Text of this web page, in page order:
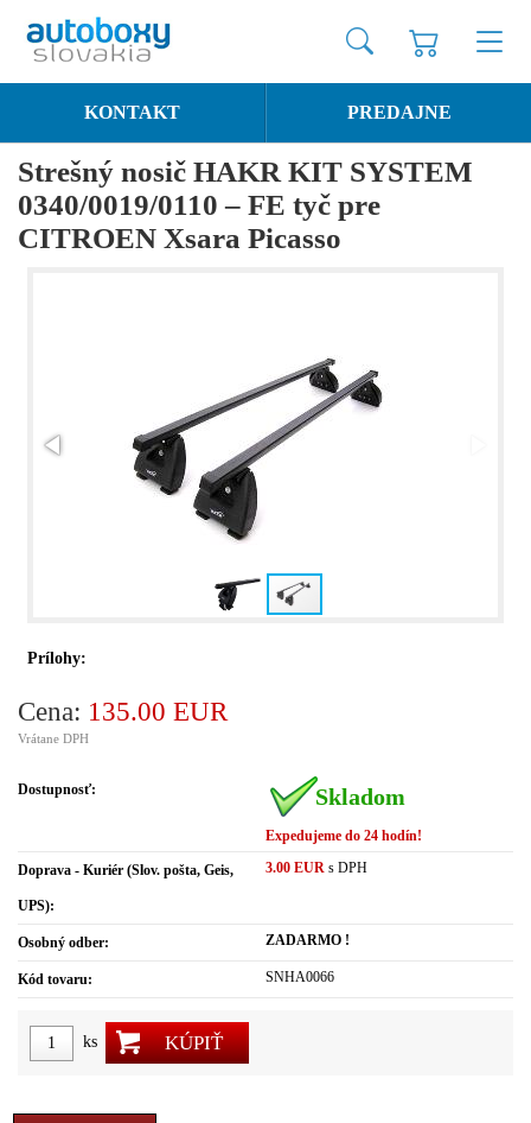
KONTAKT PREDAJNE
Strešný nosič HAKR KIT SYSTEM
0340/0019/0110 – FE tyč pre
CITROEN Xsara Picasso
Prílohy:
Cena: 135.00 EUR
Vrátane DPH
Dostupnosť: Skladom
Expedujeme do 24 hodín!
Doprava - Kuriér (Slov. pošta, Geis,
UPS):
3.00 EUR s DPH
Osobný odber: ZADARMO !
Kód tovaru: SNHA0066
ks KÚPIŤ